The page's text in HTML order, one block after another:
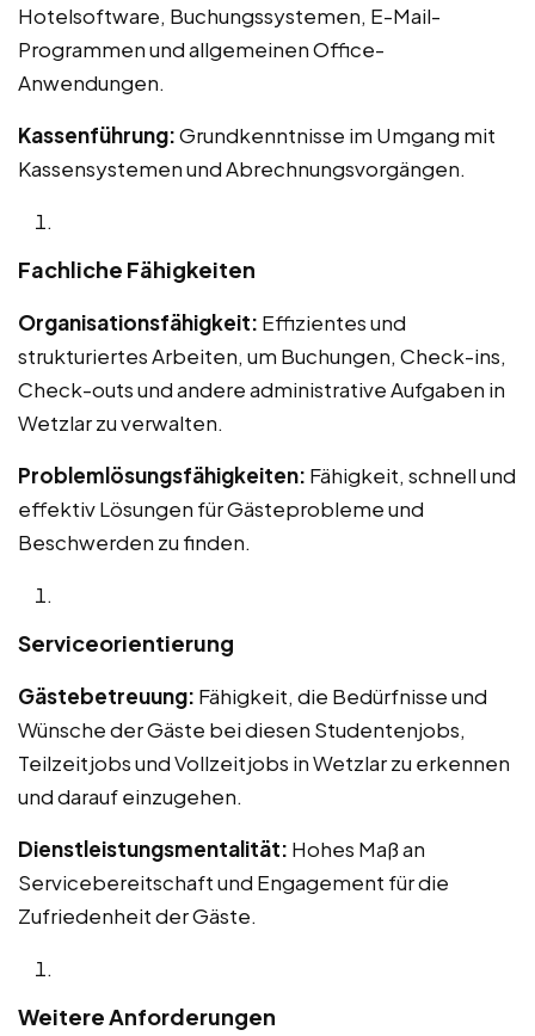
Hotelsoftware, Buchungssystemen, E-Mail-
Programmen und allgemeinen Office-
Anwendungen.
Kassenführung:Grundkenntnisse im Umgang mit
Kassensystemen und Abrechnungsvorgängen.
Fachliche Fähigkeiten
Organisationsfähigkeit: Effizientes und
strukturiertes Arbeiten, um Buchungen, Check-ins,
Check-outs und andere administrative Aufgaben in
Wetzlar zu verwalten.
Problemlösungsfähigkeiten: Fähigkeit, schnell und
effektiv Lösungen für Gästeprobleme und
Beschwerden zu finden.
Serviceorientierung
Gästebetreuung: Fähigkeit, die Bedürfnisse und
Wünsche der Gäste bei diesen Studentenjobs,
Teilzeitjobs und Vollzeitjobs in Wetzlar zu erkennen
und darauf einzugehen.
Dienstleistungsmentalität: Hohes Maß an
Servicebereitschaft und Engagement für die
Zufriedenheit der Gäste.
Weitere Anforderungen